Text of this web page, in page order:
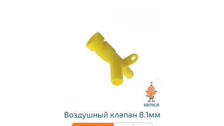
Воздушный клапан 8.1мм